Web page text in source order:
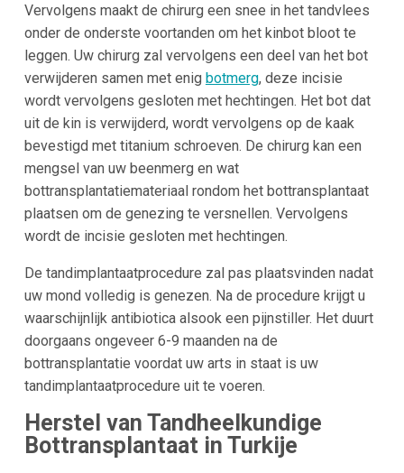
Vervolgens maakt de chirurg een snee in het tandvlees
onder de onderste voortanden om het kinbot bloot te
leggen. Uw chirurg zal vervolgens een deel van het bot
verwijderen samen met enig botmerg, deze incisie
wordt vervolgens gesloten met hechtingen. Het bot dat
uit de kin is verwijderd, wordt vervolgens op de kaak
bevestigd met titanium schroeven. De chirurg kan een
mengsel van uw beenmerg en wat
bottransplantatiemateriaal rondom het bottransplantaat
plaatsen om de genezing te versnellen. Vervolgens
wordt de incisie gesloten met hechtingen.
De tandimplantaatprocedure zal pas plaatsvinden nadat
uw mond volledig is genezen. Na de procedure krijgt u
waarschijnlijk antibiotica alsook een pijnstiller. Het duurt
doorgaans ongeveer 6-9 maanden na de
bottransplantatie voordat uw arts in staat is uw
tandimplantaatprocedure uit te voeren.
Herstel van Tandheelkundige
Bottransplantaat in Turkije